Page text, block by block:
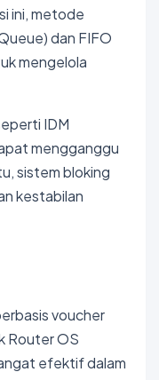
ini, metode
dan FIFO
mengelola
IDM
mengganggu
sistem bloking
kestabilan
voucher
Router OS
efektif dalam